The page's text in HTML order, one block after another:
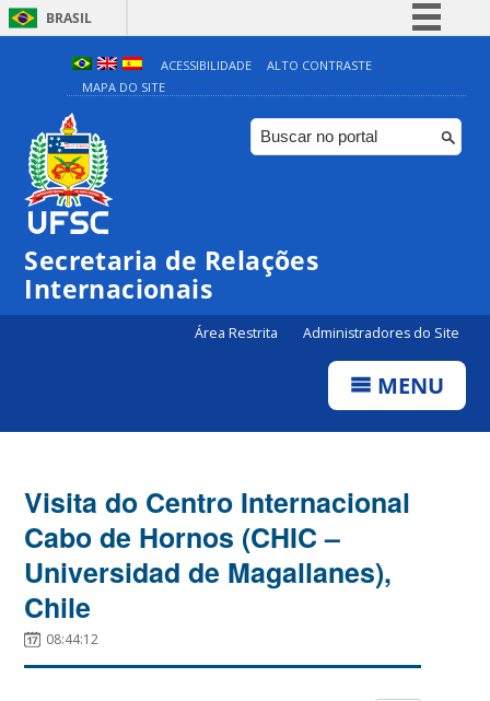
BRASIL
Simplifique!
Comunica BR
Participe
ACESSIBILIDADE
ALTO CONTRASTE
MAPA DO SITE
Secretaria de Relações
Internacionais
Área Restrita Administradores do Site
MENU
Visita do Centro Internacional
Cabo de Hornos (CHIC –
Universidad de Magallanes),
Chile
08:44:12